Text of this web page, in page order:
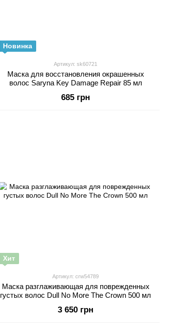
Новинка
Артикул: sk60721
Маска для восстановления окрашенных
волос Saryna Key Damage Repair 85 мл
685 грн
Хит
Артикул: crw54789
Маска разглаживающая для поврежденных
густых волос Dull No More The Crown 500 мл
3 650 грн